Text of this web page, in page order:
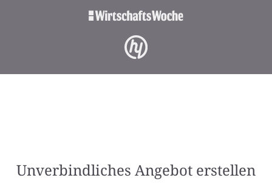
Unverbindliches Angebot erstellen